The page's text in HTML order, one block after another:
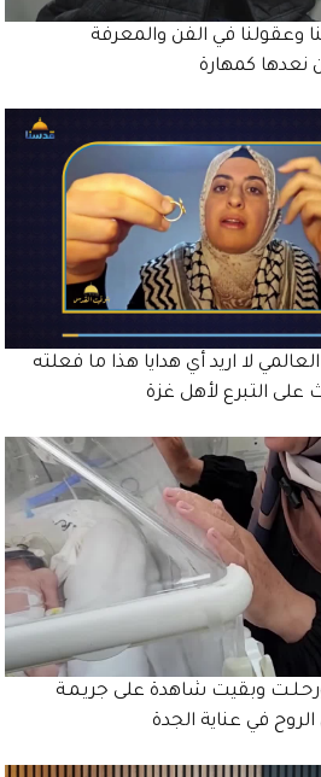
وعقولنا في الفن والمعرفة
نعدها كمهارة
العالمي لا اريد أي هدايا هذا ما فعلته
على التبرع لأهل غزة
وبقيت شاهدة على جريـمـة
في عناية الجدة